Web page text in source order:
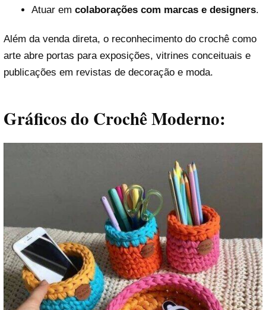
Atuar em colaborações com marcas e designers.
Além da venda direta, o reconhecimento do crochê como
arte abre portas para exposições, vitrines conceituais e
publicações em revistas de decoração e moda.
Gráficos do Crochê Moderno: